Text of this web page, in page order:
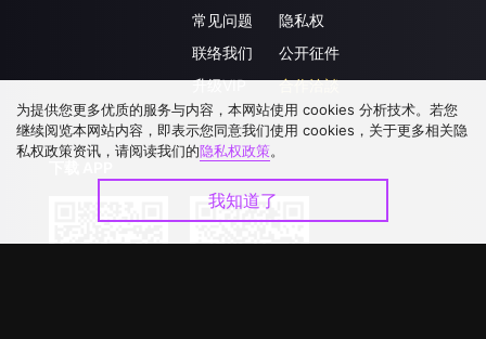
常见问题
联络我们
升级VIP
隐私权
公开征件
合作洽談
为提供您更多优质的服务与内容，本网站使用 cookies 分析技术。若您
继续阅览本网站内容，即表示您同意我们使用 cookies，关于更多相关隐
私权政策资讯，请阅读我们的隐私权政策。
我知道了